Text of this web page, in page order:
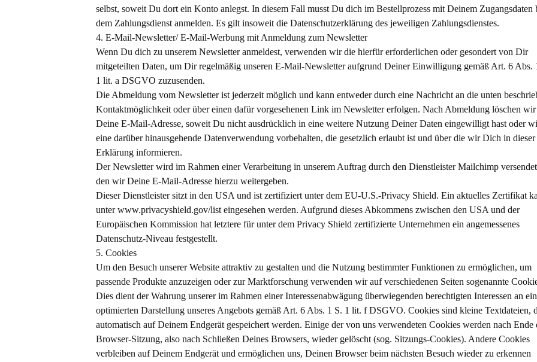
selbst, soweit Du dort ein Konto anlegst. In diesem Fall musst Du dich im Bestellprozess mit Deinem Zugangsdaten
dem Zahlungsdienst anmelden. Es gilt insoweit die Datenschutzerklärung des jeweiligen Zahlungsdienstes.
4. E-Mail-Newsletter/ E-Mail-Werbung mit Anmeldung zum Newsletter
Wenn Du dich zu unserem Newsletter anmeldest, verwenden wir die hierfür erforderlichen oder gesondert von Dir
mitgeteilten Daten, um Dir regelmäßig unseren E-Mail-Newsletter aufgrund Deiner Einwilligung gemäß Art. 6 Abs.
1 lit. a DSGVO zuzusenden.
Die Abmeldung vom Newsletter ist jederzeit möglich und kann entweder durch eine Nachricht an die unten
Kontaktmöglichkeit oder über einen dafür vorgesehenen Link im Newsletter erfolgen. Nach Abmeldung löschen wir
Deine E-Mail-Adresse, soweit Du nicht ausdrücklich in eine weitere Nutzung Deiner Daten eingewilligt hast oder
eine darüber hinausgehende Datenverwendung vorbehalten, die gesetzlich erlaubt ist und über die wir Dich in dieser
Erklärung informieren.
Der Newsletter wird im Rahmen einer Verarbeitung in unserem Auftrag durch den Dienstleister Mailchimp
den wir Deine E-Mail-Adresse hierzu weitergeben.
Dieser Dienstleister sitzt in den USA und ist zertifiziert unter dem EU-U.S.-Privacy Shield. Ein aktuelles Zertifikat
unter www.privacyshield.gov/list eingesehen werden. Aufgrund dieses Abkommens zwischen den USA und der
Europäischen Kommission hat letztere für unter dem Privacy Shield zertifizierte Unternehmen ein angemessenes
Datenschutz-Niveau festgestellt.
5. Cookies
Um den Besuch unserer Website attraktiv zu gestalten und die Nutzung bestimmter Funktionen zu ermöglichen, um
passende Produkte anzuzeigen oder zur Marktforschung verwenden wir auf verschiedenen Seiten sogenannte
Dies dient der Wahrung unserer im Rahmen einer Interessenabwägung überwiegenden berechtigten Interessen an
optimierten Darstellung unseres Angebots gemäß Art. 6 Abs. 1 S. 1 lit. f DSGVO. Cookies sind kleine Textdateien,
automatisch auf Deinem Endgerät gespeichert werden. Einige der von uns verwendeten Cookies werden nach Ende
Browser-Sitzung, also nach Schließen Deines Browsers, wieder gelöscht (sog. Sitzungs-Cookies). Andere Cookies
verbleiben auf Deinem Endgerät und ermöglichen uns, Deinen Browser beim nächsten Besuch wieder zu erkennen